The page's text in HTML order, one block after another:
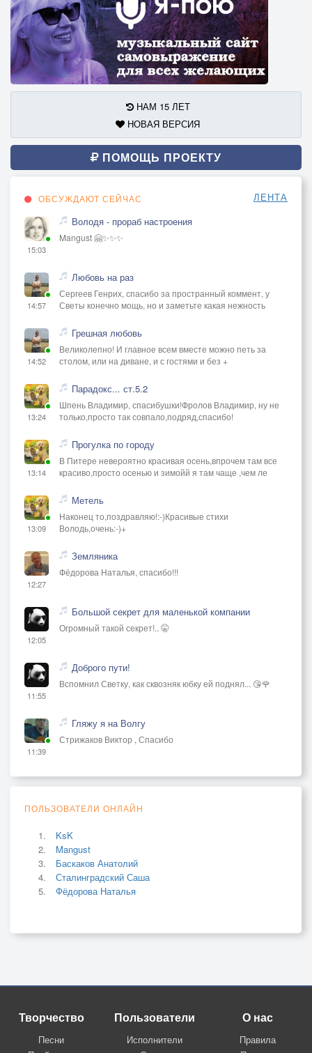
НАМ 15 ЛЕТ
НОВАЯ ВЕРСИЯ
ПОМОЩЬ ПРОЕКТУ
ОБСУЖДАЮТ СЕЙЧАС ЛЕНТА
15:03
Володя - прораб настроения
Mangust 🤗✨✨✨
14:57
Любовь на раз
Сергеев Генрих, спасибо за пространный коммент, у
Светы конечно мощь, но и заметьте какая нежность
14:52
Грешная любовь
Великолепно! И главное всем вместе можно петь за
столом, или на диване, и с гостями и без +
13:24
Парадокс... ст.5.2
Шпень Владимир, спасибушки!Фролов Владимир, ну не
только,просто так совпало,подряд,спасибо!
13:14
Прогулка по городу
В Питере невероятно красивая осень,впрочем там все
красиво,просто осенью и зимойй я там чаще ,чем ле
13:09
Метель
Наконец то,поздравляю!:-)Красивые стихи
Володь,очень:-)+
12:27
Земляника
Фёдорова Наталья, спасибо!!!
12:05
Большой секрет для маленькой компании
Огромный такой секрет!.. 🤫
11:55
Доброго пути!
Вспомнил Светку, как сквозняк юбку ей поднял... 😘🌹
11:39
Гляжу я на Волгу
Стрижаков Виктор , Спасибо
ПОЛЬЗОВАТЕЛИ ОНЛАЙН
KsK
Mangust
Баскаков Анатолий
Сталинградский Саша
Фёдорова Наталья
Творчество
Песни
Пользователи
Исполнители
О нас
Правила